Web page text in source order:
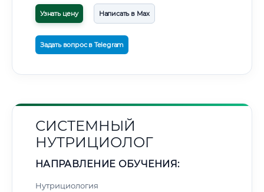
Узнать цену Написать в Max
Задать вопрос в Telegram
СИСТЕМНЫЙ
НУТРИЦИОЛОГ
НАПРАВЛЕНИЕ ОБУЧЕНИЯ:
Нутрициология